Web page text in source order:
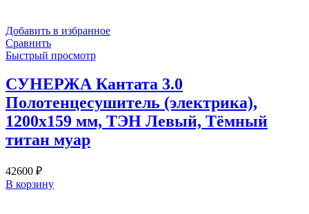
Добавить в избранное
Сравнить
Быстрый просмотр
СУНЕРЖА Кантата 3.0
Полотенцесушитель (электрика),
1200х159 мм, ТЭН Левый, Тёмный
титан муар
42600 ₽
В корзину